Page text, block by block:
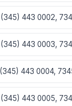
443 0002,
443 0003,
443 0004,
443 0005,